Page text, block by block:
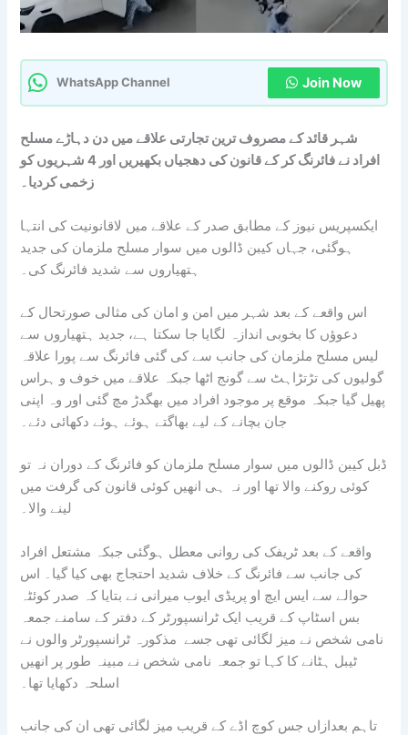
WhatsApp Channel Join Now
شہر قائد کے مصروف ترین تجارتی علاقے میں دن دہاڑے مسلح
افراد نے فائرنگ کر کے قانون کی دھجیاں بکھیریں اور 4 شہریوں کو
زخمی کردیا۔
ایکسپریس نیوز کے مطابق صدر کے علاقے میں لاقانونیت کی انتہا
ہوگئی، جہاں کیبن ڈالوں میں سوار مسلح ملزمان کی جدید
ہتھیاروں سے شدید فائرنگ کی۔
اس واقعے کے بعد شہر میں امن و امان کی مثالی صورتحال کے
دعوؤں کا بخوبی اندازہ لگایا جا سکتا ہے، جدید ہتھیاروں سے
لیس مسلح ملزمان کی جانب سے کی گئی فائرنگ سے پورا علاقہ
گولیوں کی تڑتڑاہٹ سے گونج اٹھا جبکہ علاقے میں خوف و ہراس
پھیل گیا جبکہ موقع پر موجود افراد میں بھگدڑ مچ گئی اور وہ اپنی
جان بچانے کے لیے بھاگتے ہوئے ہوئے دکھائی دئے۔
ڈبل کیبن ڈالوں میں سوار مسلح ملزمان کو فائرنگ کے دوران نہ تو
کوئی روکنے والا تھا اور نہ ہی انھیں کوئی قانون کی گرفت میں
لینے والا۔
واقعے کے بعد ٹریفک کی روانی معطل ہوگئی جبکہ مشتعل افراد
کی جانب سے فائرنگ کے خلاف شدید احتجاج بھی کیا گیا۔ اس
حوالے سے ایس ایچ او پریڈی ایوب میرانی نے بتایا کہ صدر کوئٹہ
بس اسٹاپ کے قریب ایک ٹرانسپورٹر کے دفتر کے سامنے جمعہ
نامی شخص نے میز لگائی تھی جسے مذکورہ ٹرانسپورٹر والوں نے
ٹیبل ہٹانے کا کہا تو جمعہ نامی شخص نے مبینہ طور پر انھیں
اسلحہ دکھایا تھا۔
تاہم بعدازاں جس کوچ اڈے کے قریب میز لگائی تھی ان کی جانب